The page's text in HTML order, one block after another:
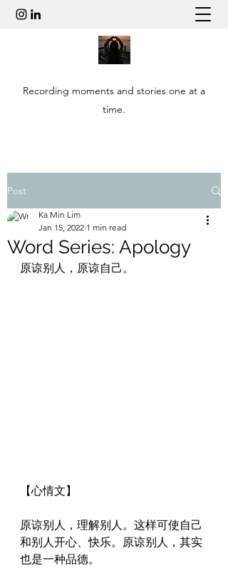
Recording moments and stories one at a
time.
Post
Word Series: Apology
Ka Min Lim
Jan 15, 2022 1 min read
原谅别人，原谅自己。
【心情文】
原谅别人，理解别人。这样可使自己
和别人开心、快乐。原谅别人，其实
也是一种品德。